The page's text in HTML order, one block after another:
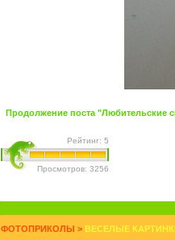
Продолжение поста "Любительские
Рейтинг: 5
Просмотров: 3256
ФОТОПРИКОЛЫ > ВЕСЕЛЫЕ